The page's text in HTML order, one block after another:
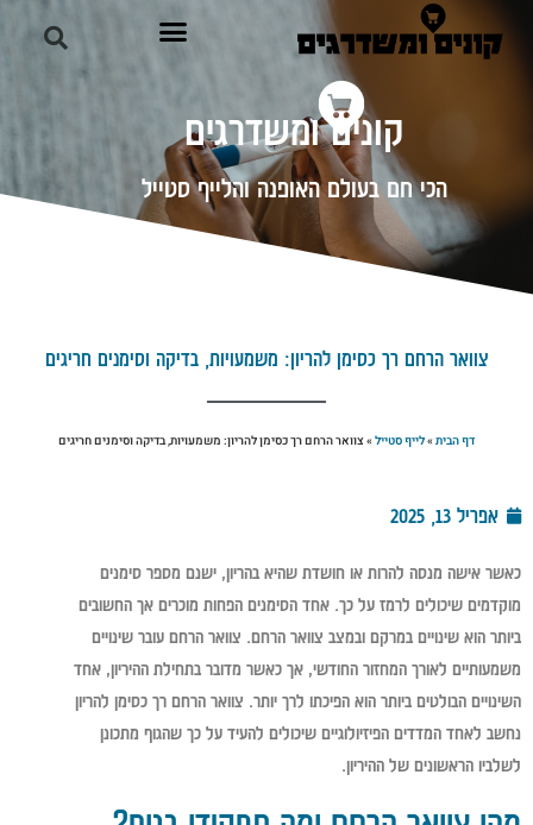
קונים ומשדרגים
הכי חם בעולם האופנה והלייף סטייל
צוואר הרחם רך כסימן להריון: משמעויות, בדיקה וסימנים חריגים
דף הבית»לייף סטייל»צוואר הרחם רך כסימן להריון: משמעויות, בדיקה וסימנים חריגים
אפריל 13, 2025
כאשר אישה מנסה להרות או חושדת שהיא בהריון, ישנם מספר סימנים
מוקדמים שיכולים לרמז על כך. אחד הסימנים הפחות מוכרים אך החשובים
ביותר הוא שינויים במרקם ובמצב צוואר הרחם. צוואר הרחם עובר שינויים
משמעותיים לאורך המחזור החודשי, אך כאשר מדובר בתחילת ההיריון, אחד
השינויים הבולטים ביותר הוא הפיכתו לרך יותר. צוואר הרחם רך כסימן להריון
נחשב לאחד המדדים הפיזיולוגיים שיכולים להעיד על כך שהגוף מתכונן
לשלביו הראשונים של ההיריון.